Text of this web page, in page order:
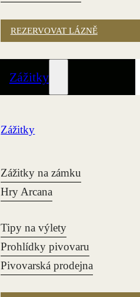
REZERVOVAT LÁZNĚ
Zážitky
Zážitky
Zážitky na zámku
Hry Arcana
Tipy na výlety
Prohlídky pivovaru
Pivovarská prodejna